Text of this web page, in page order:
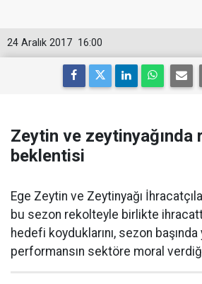
16:00
24 Aralık 2017
Zeytin ve zeytinyağında
beklentisi
Ege Zeytin ve Zeytinyağı
bu sezon rekolteyle birlikte
hedefi koyduklarını, sezon başında
performansın sektöre moral